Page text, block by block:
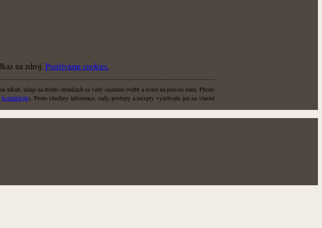
na zdroj. Použiváme cookies.
údaje na těchto stránkách se vždy snažíme ověřit a uvést na pravou míru. Přesto
kontaktujte). Proto všechny informace, rady, postupy a recepty využívejte jen na vlastní